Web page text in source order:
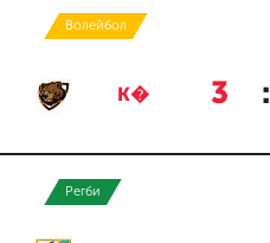
Волейбол
К� 3 :
Регби